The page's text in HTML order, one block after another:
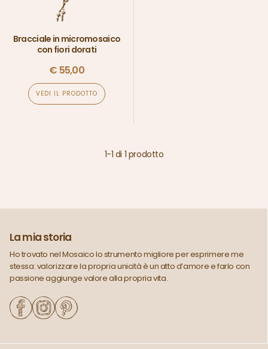
Bracciale in micromosaico
con fiori dorati
€ 55,00
VEDI IL PRODOTTO
1-1 di 1 prodotto
La mia storia
Ho trovato nel Mosaico lo strumento migliore per esprimere me
stessa: valorizzare la propria unicità è un atto d’amore e farlo con
passione aggiunge valore alla propria vita.